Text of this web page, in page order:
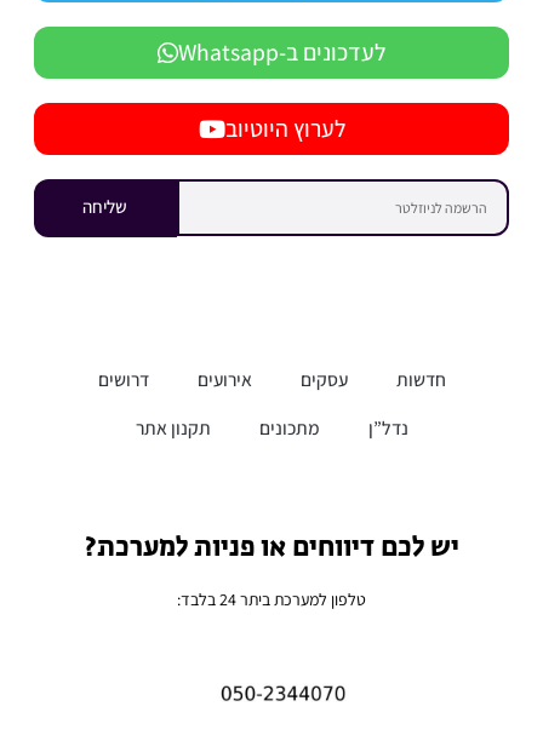
לעדכונים ב-Whatsapp
לערוץ היוטיוב
שליחה
חדשות עסקים אירועים
דרושים
נדל”ן
מתכונים תקנון אתר
יש לכם דיווחים או פניות למערכת?
טלפון למערכת ביתר 24 בלבד: